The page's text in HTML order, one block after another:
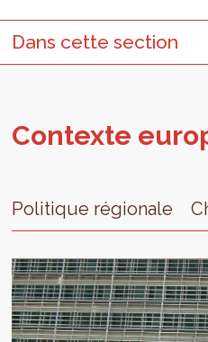
Dans cette section
Contexte
Politique régionale